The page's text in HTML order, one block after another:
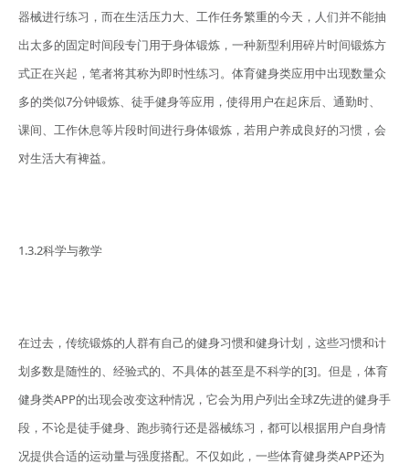
器械进行练习，而在生活压力大、工作任务繁重的今天，人们并不能抽
出太多的固定时间段专门用于身体锻炼，一种新型利用碎片时间锻炼方
式正在兴起，笔者将其称为即时性练习。体育健身类应用中出现数量众
多的类似7分钟锻炼、徒手健身等应用，使得用户在起床后、通勤时、
课间、工作休息等片段时间进行身体锻炼，若用户养成良好的习惯，会
对生活大有裨益。
1.3.2科学与教学
在过去，传统锻炼的人群有自己的健身习惯和健身计划，这些习惯和计
划多数是随性的、经验式的、不具体的甚至是不科学的[3]。但是，体育
健身类APP的出现会改变这种情况，它会为用户列出全球Z先进的健身手
段，不论是徒手健身、跑步骑行还是器械练习，都可以根据用户自身情
况提供合适的运动量与强度搭配。不仅如此，一些体育健身类APP还为